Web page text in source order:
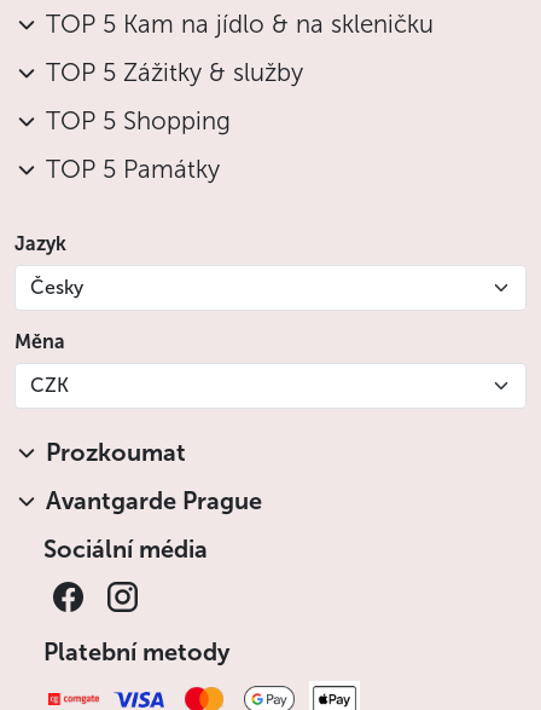
TOP 5 Kam na jídlo & na skleničku
TOP 5 Zážitky & služby
TOP 5 Shopping
TOP 5 Památky
Jazyk
Česky
Měna
CZK
Prozkoumat
Avantgarde Prague
Sociální média
Platební metody